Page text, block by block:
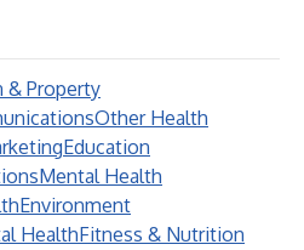
& Property
Other Health
Education
Mental Health
Environment
HealthFitness & Nutrition